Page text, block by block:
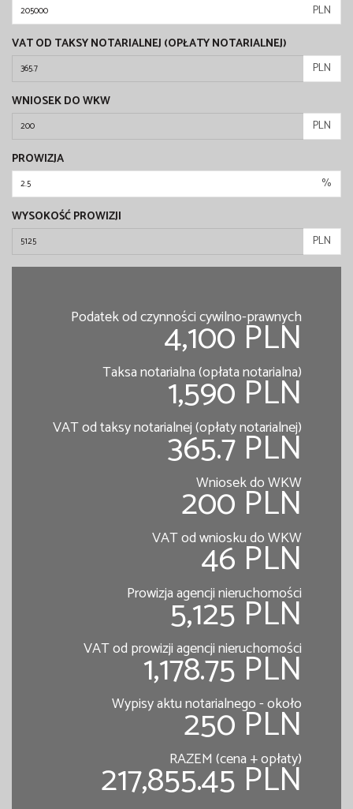
PLN
VAT OD TAKSY NOTARIALNEJ (OPŁATY NOTARIALNEJ)
PLN
WNIOSEK DO WKW
PLN
PROWIZJA
%
WYSOKOŚĆ PROWIZJI
PLN
Podatek od czynności cywilno-prawnych
4,100 PLN
Taksa notarialna (opłata notarialna)
1,590 PLN
VAT od taksy notarialnej (opłaty notarialnej)
365.7 PLN
Wniosek do WKW
200 PLN
VAT od wniosku do WKW
46 PLN
Prowizja agencji nieruchomości
5,125 PLN
VAT od prowizji agencji nieruchomości
1,178.75 PLN
Wypisy aktu notarialnego - około
250 PLN
RAZEM (cena + opłaty)
217,855.45 PLN